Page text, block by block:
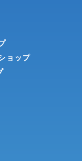
ョップ